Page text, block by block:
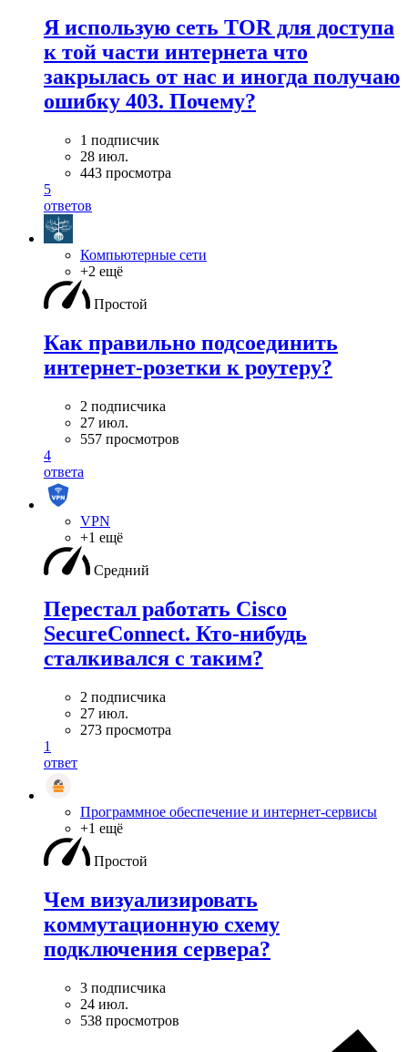
Я использую сеть TOR для доступа
к той части интернета что
закрылась от нас и иногда получаю
ошибку 403. Почему?
1 подписчик
28 июл.
443 просмотра
5
ответов
Компьютерные сети
+2 ещё
Простой
Как правильно подсоединить
интернет-розетки к роутеру?
2 подписчика
27 июл.
557 просмотров
4
ответа
VPN
+1 ещё
Средний
Перестал работать Cisco
SecureConnect. Кто-нибудь
сталкивался с таким?
2 подписчика
27 июл.
273 просмотра
1
ответ
Программное обеспечение и интернет-сервисы
+1 ещё
Простой
Чем визуализировать
коммутационную схему
подключения сервера?
3 подписчика
24 июл.
538 просмотров